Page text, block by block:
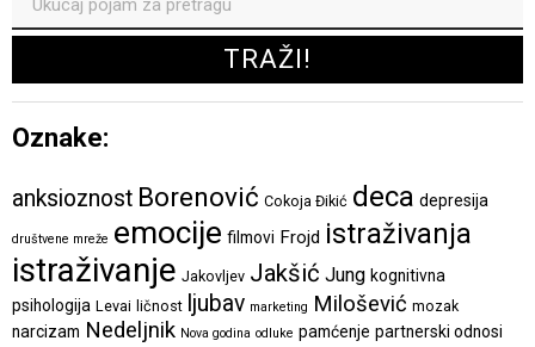
Oznake:
anksioznost Borenović Cokoja Đikić deca depresija
društvene mreže emocije filmovi Frojd istraživanja
istraživanje Jakovljev Jakšić Jung kognitivna
psihologija Levai ličnost ljubav marketing Milošević mozak
narcizam Nedeljnik Nova godina odluke pamćenje partnerski odnosi